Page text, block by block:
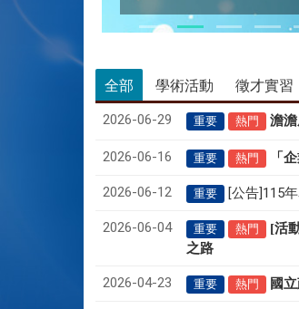
全部 學術活動 徵才實習
2026-06-29 重要 熱門 澹
2026-06-16 重要 熱門 「
2026-06-12 重要 [公告]115
2026-06-04 重要 熱門
[活
之路
2026-04-23 重要 熱門 國